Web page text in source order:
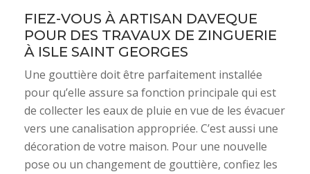
FIEZ-VOUS À ARTISAN DAVEQUE
POUR DES TRAVAUX DE ZINGUERIE
À ISLE SAINT GEORGES
Une gouttière doit être parfaitement installée
pour qu’elle assure sa fonction principale qui est
de collecter les eaux de pluie en vue de les évacuer
vers une canalisation appropriée. C’est aussi une
décoration de votre maison. Pour une nouvelle
pose ou un changement de gouttière, confiez les